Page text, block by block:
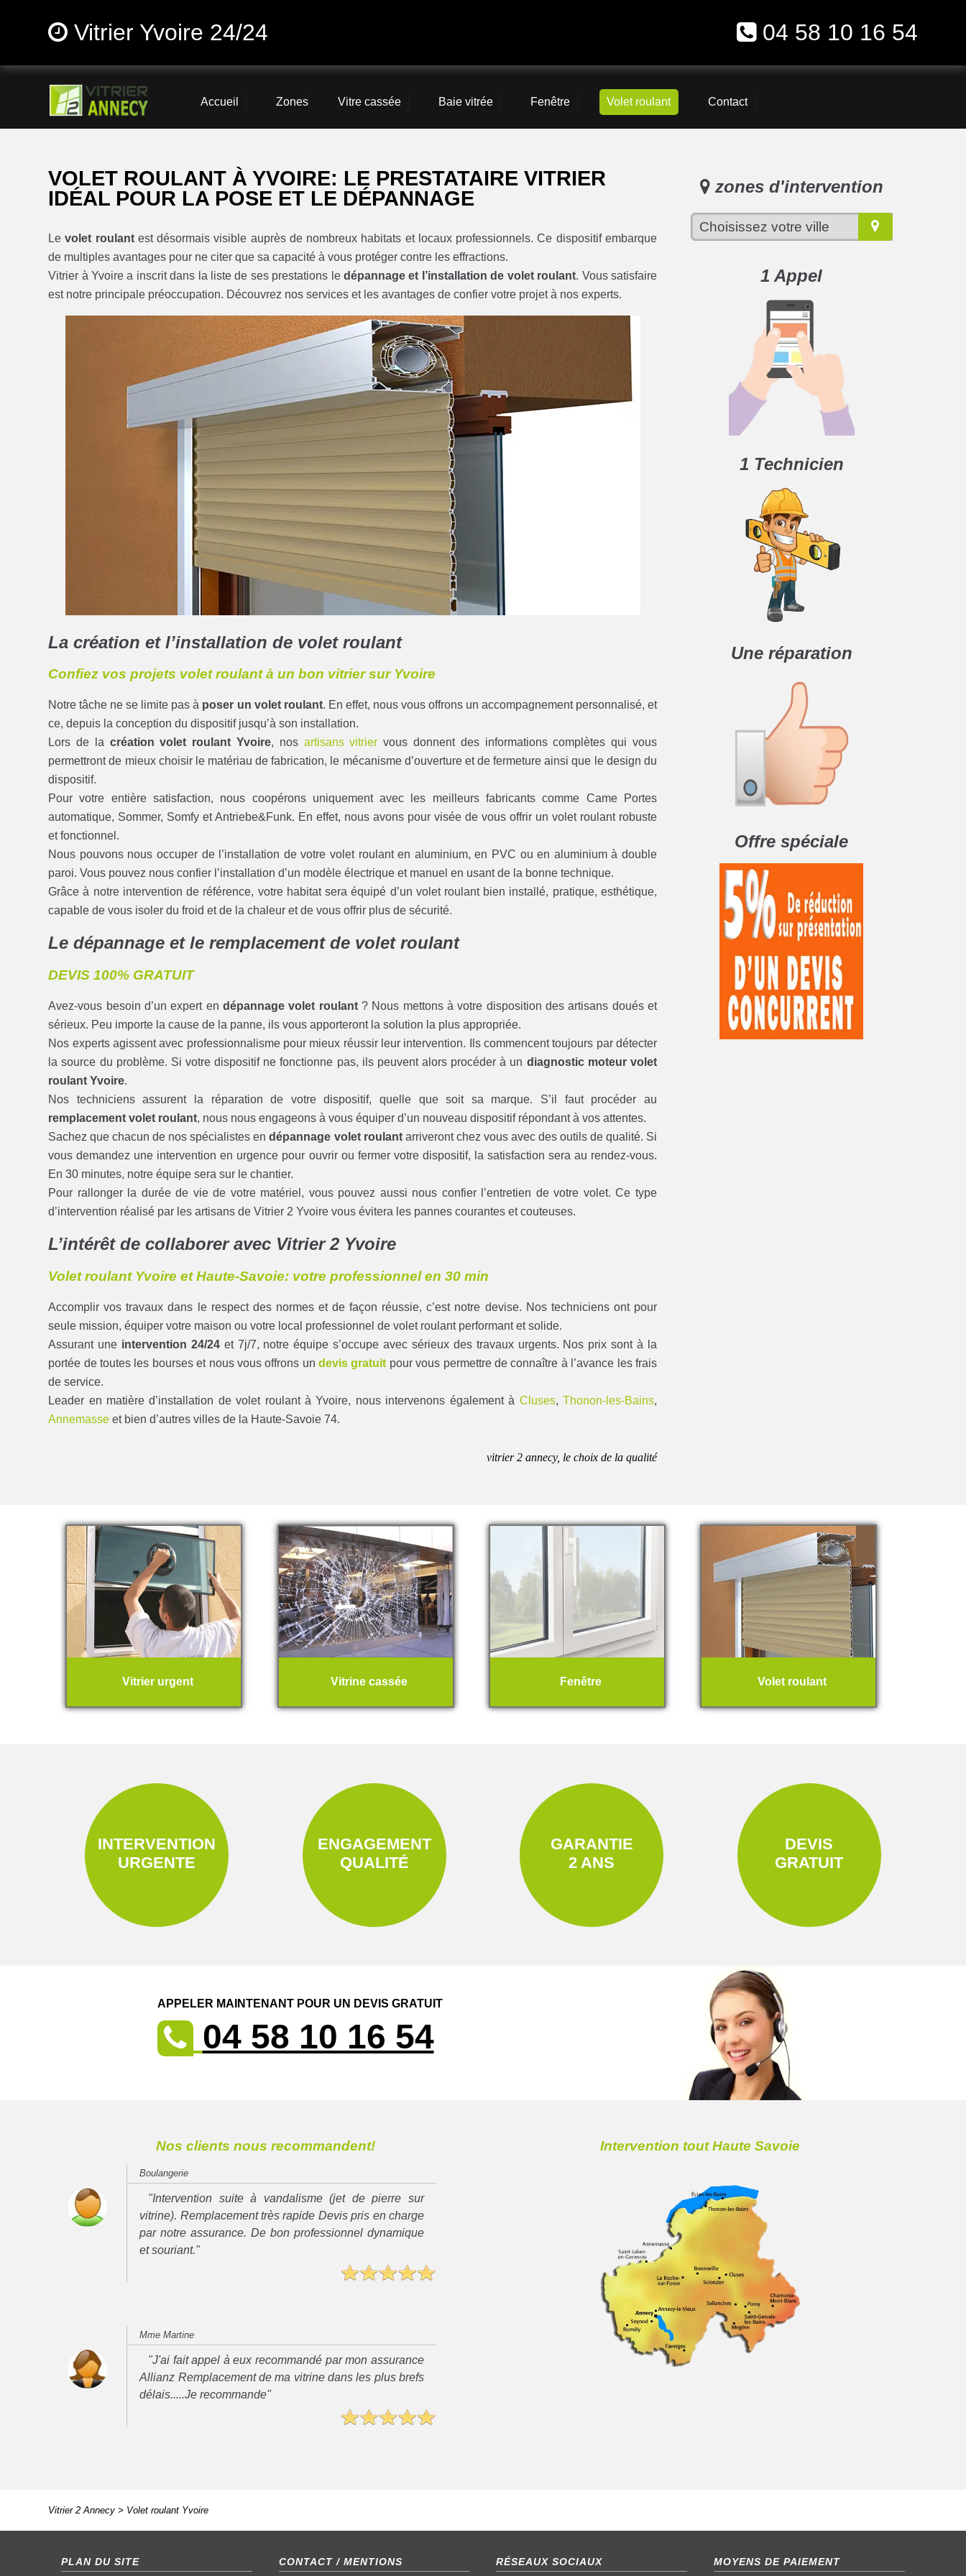
Vitrier Yvoire 24/24 04 58 10 16 54
Accueil Zones Vitre cassée Baie vitrée Fenêtre Volet roulant Contact
VOLET ROULANT À YVOIRE: LE PRESTATAIRE VITRIER
IDÉAL POUR LA POSE ET LE DÉPANNAGE
Levolet roulantest désormais visible auprès de nombreux habitats et locaux professionnels. Ce dispositif embarque
de multiples avantages pour ne citer que sa capacité à vous protéger contre les effractions.
Vitrier à Yvoire a inscrit dans la liste de ses prestations ledépannage et l’installation de volet roulant. Vous satisfaire
est notre principale préoccupation. Découvrez nos services et les avantages de confier votre projet à nos experts.
La création et l’installation de volet roulant
Confiez vos projets volet roulant à un bon vitrier sur Yvoire
Notre tâche ne se limite pas à poser un volet roulant. En effet, nous vous offrons un accompagnement personnalisé, et
ce, depuis la conception du dispositif jusqu’à son installation.
Lors de la création volet roulant Yvoire, nos artisans vitrier vous donnent des informations complètes qui vous
permettront de mieux choisir le matériau de fabrication, le mécanisme d’ouverture et de fermeture ainsi que le design du
dispositif.
Pour votre entière satisfaction, nous coopérons uniquement avec les meilleurs fabricants comme Came Portes
automatique, Sommer, Somfy et Antriebe&Funk. En effet, nous avons pour visée de vous offrir un volet roulant robuste
et fonctionnel.
Nous pouvons nous occuper de l’installation de votre volet roulant en aluminium, en PVC ou en aluminium à double
paroi. Vous pouvez nous confier l’installation d’un modèle électrique et manuel en usant de la bonne technique.
Grâce à notre intervention de référence, votre habitat sera équipé d’un volet roulant bien installé, pratique, esthétique,
capable de vous isoler du froid et de la chaleur et de vous offrir plus de sécurité.
Le dépannage et le remplacement de volet roulant
DEVIS 100% GRATUIT
Avez-vous besoin d’un expert en dépannage volet roulant? Nous mettons à votre disposition des artisans doués et
sérieux. Peu importe la cause de la panne, ils vous apporteront la solution la plus appropriée.
Nos experts agissent avec professionnalisme pour mieux réussir leur intervention. Ils commencent toujours par détecter
la source du problème. Si votre dispositif ne fonctionne pas, ils peuvent alors procéder à un diagnostic moteur volet
roulant Yvoire.
Nos techniciens assurent la réparation de votre dispositif, quelle que soit sa marque. S’il faut procéder au
remplacement volet roulant, nous nous engageons à vous équiper d’un nouveau dispositif répondant à vos attentes.
Sachez que chacun de nos spécialistes endépannage volet roulantarriveront chez vous avec des outils de qualité. Si
vous demandez une intervention en urgence pour ouvrir ou fermer votre dispositif, la satisfaction sera au rendez-vous.
En 30 minutes, notre équipe sera sur le chantier.
Pour rallonger la durée de vie de votre matériel, vous pouvez aussi nous confier l’entretien de votre volet. Ce type
d’intervention réalisé par les artisans de Vitrier 2 Yvoire vous évitera les pannes courantes et couteuses.
L’intérêt de collaborer avec Vitrier 2 Yvoire
Volet roulant Yvoire et Haute-Savoie: votre professionnel en 30 min
Accomplir vos travaux dans le respect des normes et de façon réussie, c’est notre devise. Nos techniciens ont pour
seule mission, équiper votre maison ou votre local professionnel de volet roulant performant et solide.
Assurant une intervention 24/24et 7j/7, notre équipe s’occupe avec sérieux des travaux urgents. Nos prix sont à la
portée de toutes les bourses et nous vous offrons undevis gratuit pour vous permettre de connaître à l’avance les frais
de service.
Leader en matière d’installation de volet roulant à Yvoire, nous intervenons également à Cluses, Thonon-les-Bains,
Annemasse et bien d’autres villes de la Haute-Savoie 74.
vitrier 2 annecy, le choix de la qualité
zones d'intervention
1 Appel
1 Technicien
Une réparation
Offre spéciale
Vitrier urgent Vitrine cassée Fenêtre Volet roulant
INTERVENTION
URGENTE
ENGAGEMENT
QUALITÉ
GARANTIE
2 ANS
DEVIS
GRATUIT
APPELER MAINTENANT POUR UN DEVIS GRATUIT
04 58 10 16 54
Nos clients nous recommandent!
Boulangerie
"Intervention suite à vandalisme (jet de pierre sur
vitrine). Remplacement très rapide Devis pris en charge
par notre assurance. De bon professionnel dynamique
et souriant."
Mme Martine
"J'ai fait appel à eux recommandé par mon assurance
Allianz Remplacement de ma vitrine dans les plus brefs
délais.....Je recommande"
Intervention tout Haute Savoie
Vitrier 2 Annecy> Volet roulant Yvoire
PLAN DU SITE CONTACT / MENTIONS RÉSEAUX SOCIAUX MOYENS DE PAIEMENT